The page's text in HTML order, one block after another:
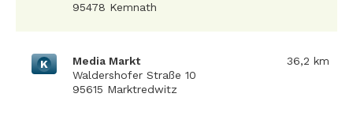
95478 Kemnath
K
Media Markt
Waldershofer Straße 10
95615 Marktredwitz
36,2 km